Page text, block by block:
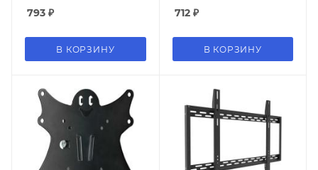
793 ₽
В КОРЗИНУ
наклон
712₽
В КОРЗИНУ